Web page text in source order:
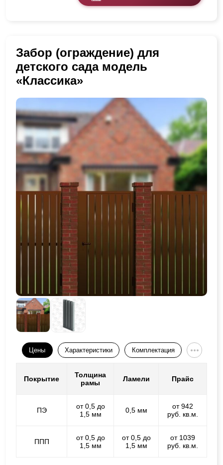
Забор (ограждение) для
детского сада модель
«Классика»
Цены Характеристики Комплектация
Покрытие
Толщина
рамы
Ламели Прайс
ПЭ
от 0,5 до
1,5 мм
0,5 мм
от 942
руб. кв.м.
ППП
от 0,5 до
1,5 мм
от 0,5 до
1,5 мм
от 1039
руб. кв.м.